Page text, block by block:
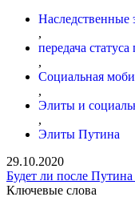
Наследственные
,
передача
,
Социальная
,
Элиты и
,
Элиты Путина
29.10.2020
Будет ли после
Ключевые слова